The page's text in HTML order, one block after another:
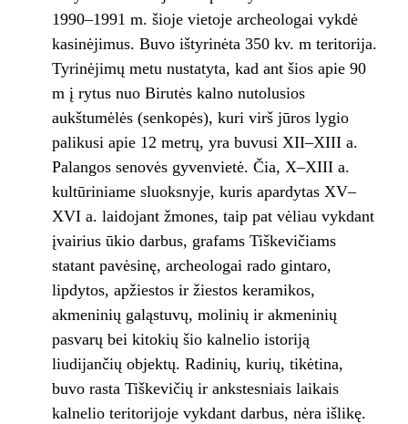
1990–1991 m. šioje vietoje archeologai vykdė
kasinėjimus. Buvo ištyrinėta 350 kv. m teritorija.
Tyrinėjimų metu nustatyta, kad ant šios apie 90
m į rytus nuo Birutės kalno nutolusios
aukštumėlės (senkopės), kuri virš jūros lygio
palikusi apie 12 metrų, yra buvusi XII–XIII a.
Palangos senovės gyvenvietė. Čia, X–XIII a.
kultūriniame sluoksnyje, kuris apardytas XV–
XVI a. laidojant žmones, taip pat vėliau vykdant
įvairius ūkio darbus, grafams Tiškevičiams
statant pavėsinę, archeologai rado gintaro,
lipdytos, apžiestos ir žiestos keramikos,
akmeninių galąstuvų, molinių ir akmeninių
pasvarų bei kitokių šio kalnelio istoriją
liudijančių objektų. Radinių, kurių, tikėtina,
buvo rasta Tiškevičių ir ankstesniais laikais
kalnelio teritorijoje vykdant darbus, nėra išlikę.